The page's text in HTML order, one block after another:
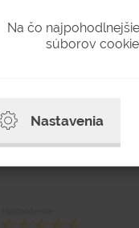
Plastová nádoba 240
Na čo
súborov
Nastavenia